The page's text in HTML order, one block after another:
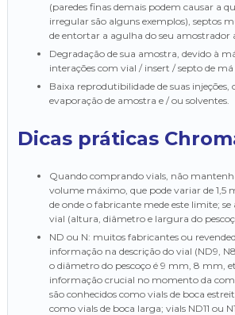
(paredes finas demais podem causar a
irregular são alguns exemplos), septos
de entortar a agulha do seu amostrador
Degradação de sua amostra, devido à má vedação ou
interações com vial / insert / septo de má
Baixa reprodutibilidade de suas injeções, causado pela
evaporação de amostra e / ou solventes.
Dicas práticas
Quando comprando vials, não mantenha sua atenção no
volume máximo, que pode variar de 1,5
de onde o fabricante mede este limite; se
vial (altura, diâmetro e largura do
ND ou N: muitos fabricantes ou revendedores trazem esta
informação na descrição do vial (ND9,
o diâmetro do pescoço é 9 mm, 8 mm,
informação crucial no momento da
são conhecidos como vials de boca
como vials de boca larga; vials ND11 ou